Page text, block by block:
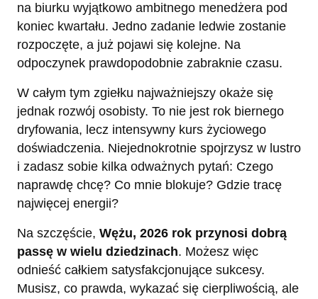
na biurku wyjątkowo ambitnego menedżera pod
koniec kwartału. Jedno zadanie ledwie zostanie
rozpoczęte, a już pojawi się kolejne. Na
odpoczynek prawdopodobnie zabraknie czasu.
W całym tym zgiełku najważniejszy okaże się
jednak rozwój osobisty. To nie jest rok biernego
dryfowania, lecz intensywny kurs życiowego
doświadczenia. Niejednokrotnie spojrzysz w lustro
i zadasz sobie kilka odważnych pytań: Czego
naprawdę chcę? Co mnie blokuje? Gdzie tracę
najwięcej energii?
Na szczęście, Wężu, 2026 rok przynosi dobrą
passę w wielu dziedzinach. Możesz więc
odnieść całkiem satysfakcjonujące sukcesy.
Musisz, co prawda, wykazać się cierpliwością, ale